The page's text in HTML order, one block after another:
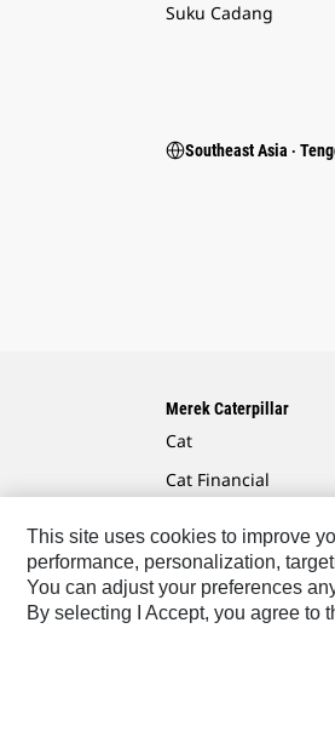
Suku Cadang
Southeast Asia ‧
Merek Caterpillar
Cat
Cat Financial
Cat Rentals
This site uses cookies to improve
performance, personalization,
You can adjust your preferences
By selecting I Accept, you agree to